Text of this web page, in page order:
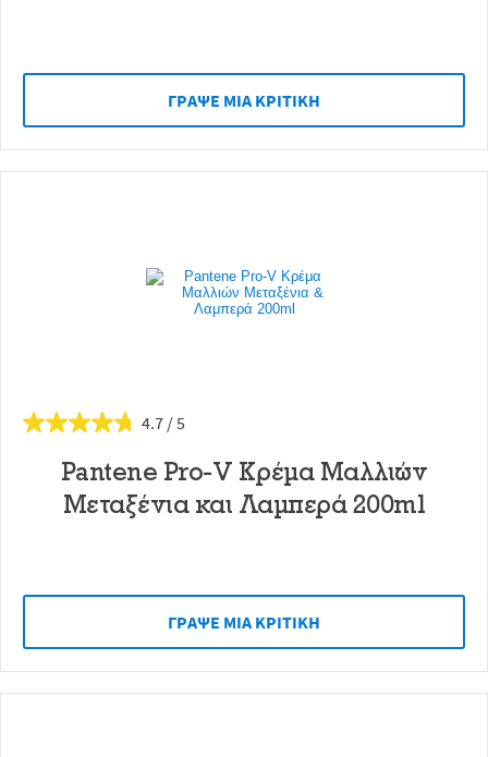
ΓΡAΨΕ ΜIΑ ΚΡΙΤΙΚH
4.7
Pantene Pro-V Κρέμα Μαλλιών
Μεταξένια και Λαμπερά 200ml
ΓΡAΨΕ ΜIΑ ΚΡΙΤΙΚH